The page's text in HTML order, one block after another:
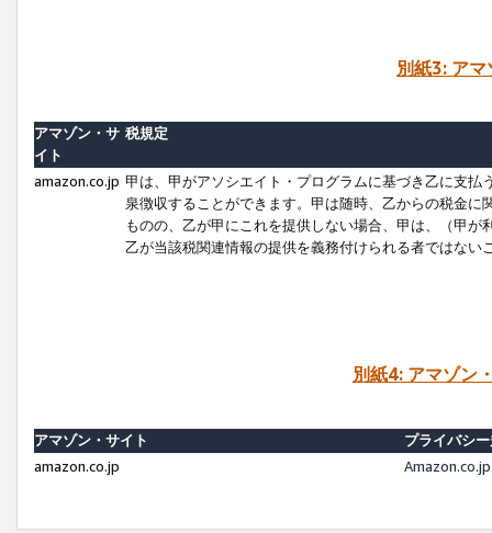
別紙3: ア
アマゾン・サ
イト
税規定
amazon.co.jp 甲は、甲がアソシエイト・プログラムに基づき乙に支
泉徴収することができます。甲は随時、乙からの税金
ものの、乙が甲にこれを提供しない場合、甲は、（甲
乙が当該税関連情報の提供を義務付けられる者ではな
別紙4: アマゾン
アマゾン・サイト
プライバシ
amazon.co.jp